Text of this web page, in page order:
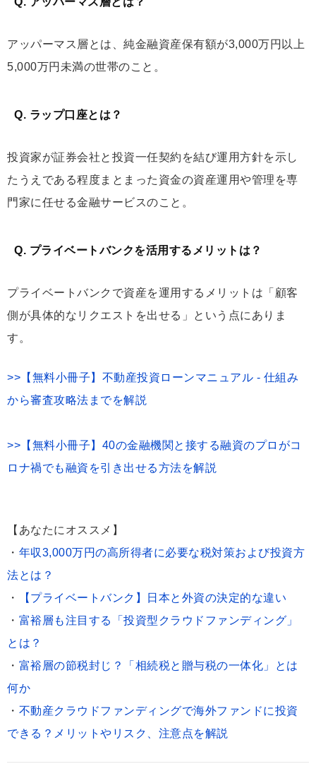
アッパーマス層とは、純金融資産保有額が3,000万円以上
5,000万円未満の世帯のこと。
Q. ラップ口座とは？
投資家が証券会社と投資一任契約を結び運用方針を示し
たうえである程度まとまった資金の資産運用や管理を専
門家に任せる金融サービスのこと。
Q. プライベートバンクを活用するメリットは？
プライベートバンクで資産を運用するメリットは「顧客
側が具体的なリクエストを出せる」という点にありま
す。
>>【無料小冊子】不動産投資ローンマニュアル - 仕組み
から審査攻略法までを解説
>>【無料小冊子】40の金融機関と接する融資のプロがコ
ロナ禍でも融資を引き出せる方法を解説
【あなたにオススメ】
・ 年収3,000万円の高所得者に必要な税対策および投資方
法とは？
・
【プライベートバンク】日本と外資の決定的な違い
・ 富裕層も注目する「投資型クラウドファンディング」
とは？
・ 富裕層の節税封じ？「相続税と贈与税の一体化」とは
何か
・ 不動産クラウドファンディングで海外ファンドに投資
できる？メリットやリスク、注意点を解説